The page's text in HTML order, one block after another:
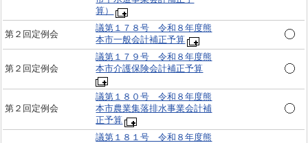
算）
第２回定例会
議第１７８号 令和８年度熊
本市一般会計補正予算
第２回定例会
議第１７９号 令和８年度熊
本市介護保険会計補正予算
第２回定例会
議第１８０号 令和８年度熊
本市農業集落排水事業会計補
正予算
議第１８１号 令和８年度熊